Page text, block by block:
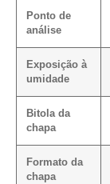
Ponto de
análise
Exposição à
umidade
Bitola da
chapa
Formato da
chapa